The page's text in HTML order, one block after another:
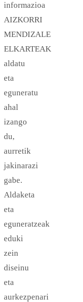
informazioa
AIZKORRI
MENDIZALE
ELKARTEAK
aldatu
eta
eguneratu
ahal
izango
du,
aurretik
jakinarazi
gabe.
Aldaketa
eta
eguneratzeak
eduki
zein
diseinu
eta
aurkezpenari